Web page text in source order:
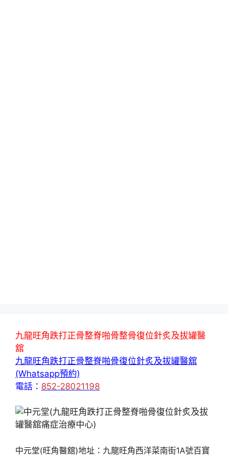
九龍旺角跌打正骨整脊啪骨整骨復位針炙及拔罐醫
舘
九龍旺角跌打正骨整脊啪骨復位針炙及拔罐醫舘
(Whatsapp預約)
電話： 852-28021198
中元堂(旺角醫舘)地址：九龍旺角西洋菜南街1A號百寶